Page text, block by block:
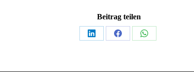
Beitrag teilen
Teilen
Teilen
Teilen